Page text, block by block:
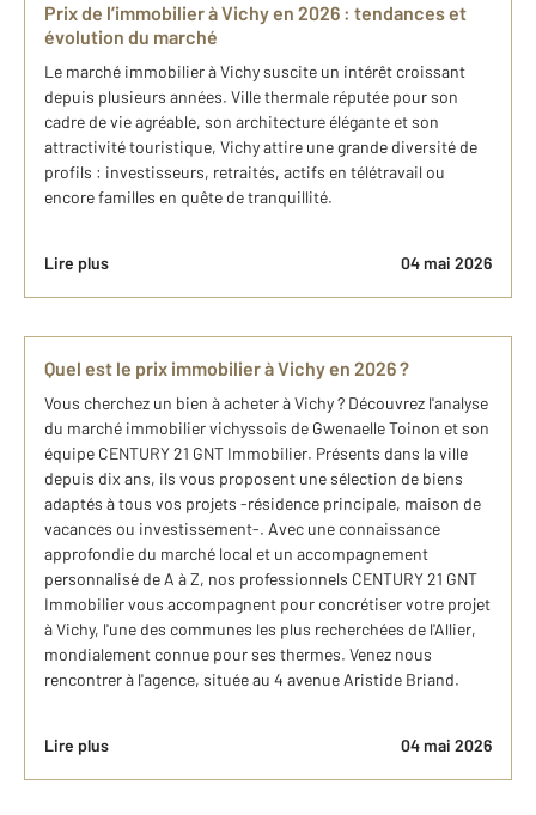
Prix de l’immobilier à Vichy en 2026 : tendances et
évolution du marché
Le marché immobilier à Vichy suscite un intérêt croissant
depuis plusieurs années. Ville thermale réputée pour son
cadre de vie agréable, son architecture élégante et son
attractivité touristique, Vichy attire une grande diversité de
profils : investisseurs, retraités, actifs en télétravail ou
encore familles en quête de tranquillité.
Lire plus 04 mai 2026
Quel est le prix immobilier à Vichy en 2026 ?
Vous cherchez un bien à acheter à Vichy ? Découvrez l'analyse
du marché immobilier vichyssois de Gwenaelle Toinon et son
équipe CENTURY 21 GNT Immobilier. Présents dans la ville
depuis dix ans, ils vous proposent une sélection de biens
adaptés à tous vos projets -résidence principale, maison de
vacances ou investissement-. Avec une connaissance
approfondie du marché local et un accompagnement
personnalisé de A à Z, nos professionnels CENTURY 21 GNT
Immobilier vous accompagnent pour concrétiser votre projet
à Vichy, l'une des communes les plus recherchées de l'Allier,
mondialement connue pour ses thermes. Venez nous
rencontrer à l'agence, située au 4 avenue Aristide Briand.
Lire plus 04 mai 2026